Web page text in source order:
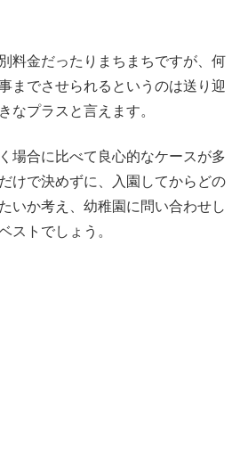
料金だったりまちまちですが、何
までさせられるというのは送り迎
なプラスと言えます。
場合に比べて良心的なケースが多
けで決めずに、入園してからどの
いか考え、幼稚園に問い合わせし
ストでしょう。